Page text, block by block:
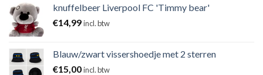
knuffelbeer Liverpool FC 'Timmy bear'
€14,99incl. btw
Blauw/zwart vissershoedje met 2 sterren
€15,00incl. btw